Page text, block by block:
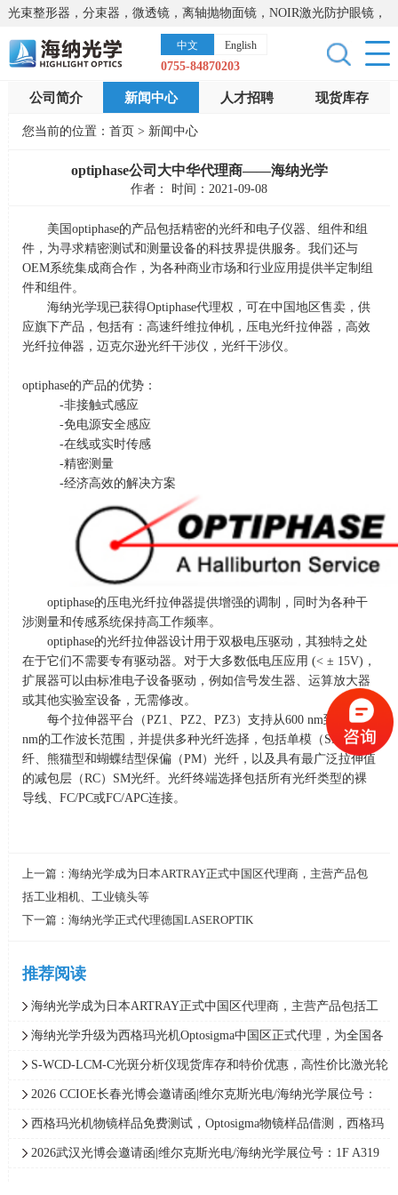
光束整形器，分束器，微透镜，离轴抛物面镜，NOIR激光防护眼镜，
太阳能模拟器，显微镜载物台，激光器，光谱仪，红外热像仪，激光
晶体
中文 English
0755-84870203
公司简介 新闻中心 人才招聘 现货库存
您当前的位置： 首页 > 新闻中心
optiphase公司大中华代理商——海纳光学
作者： 时间：2021-09-08
美国 optiphase的产品包括精密的光纤和电子仪器、组件和组
件，为寻求精密测试和测量设备的科技界提供服务。我们还与
OEM系统集成商合作，为各种商业市场和行业应用提供半定制组
件和组件。
海纳光学现已获得Optiphase代理权，可在中国地区售卖，供
应旗下产品，包括有：高速纤维拉伸机，压电光纤拉伸器，高效
光纤拉伸器，迈克尔逊光纤干涉仪，光纤干涉仪。
optiphase的产品的优势：
-非接触式感应
-免电源安全感应
-在线或实时传感
-精密测量
-经济高效的解决方案
optiphase的压电光纤拉伸器提供增强的调制，同时为各种干
涉测量和传感系统保持高工作频率。
optiphase的光纤拉伸器设计用于双极电压驱动，其独特之处
在于它们不需要专有驱动器。对于大多数低电压应用 (< ± 15V) ，
扩展器可以由标准电子设备驱动，例如信号发生器、运算放大器
或其他实验室设备，无需修改。
每个拉伸器平台（PZ1 PZ2 PZ3）支持从600 nm到
1625
nm的工作波长范围，并提供多种光纤选择，包括单模（ SM
）光
纤、熊猫型和蝴蝶结型保偏（PM）光纤，以及具有最广泛拉伸值
的减包层（RC） SM光纤。光纤终端选择包括所有光纤类型的裸
导线、 FC/PC或FC/APC连接。
上一篇： 海纳光学成为日本ARTRAY正式中国区代理商，主营产品包
括工业相机、工业镜头等
下一篇： 海纳光学正式代理德国LASEROPTIK
推荐阅读
海纳光学成为日本ARTRAY正式中国区代理商，主营产品包括工
业相机、工业镜头等
海纳光学升级为西格玛光机Optosigma中国区正式代理，为全国各
区域客户提供技术咨询和产品选型
S-WCD-LCM-C光斑分析仪现货库存和特价优惠，高性价比激光轮
廓分析仪，DATARAY
2026 CCIOE长春光博会邀请函|维尔克斯光电/海纳光学展位号：
A1 C-39&40
西格玛光机物镜样品免费测试，Optosigma物镜样品借测，西格玛
一级代理商特别服务
2026武汉光博会邀请函|维尔克斯光电/海纳光学展位号：1F A319